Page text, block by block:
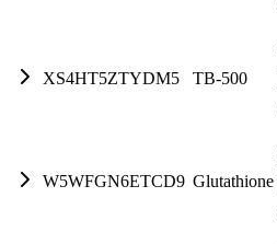
XS4HT5ZTYDM5 TB-500
W5WFGN6ETCD9 Glutathione